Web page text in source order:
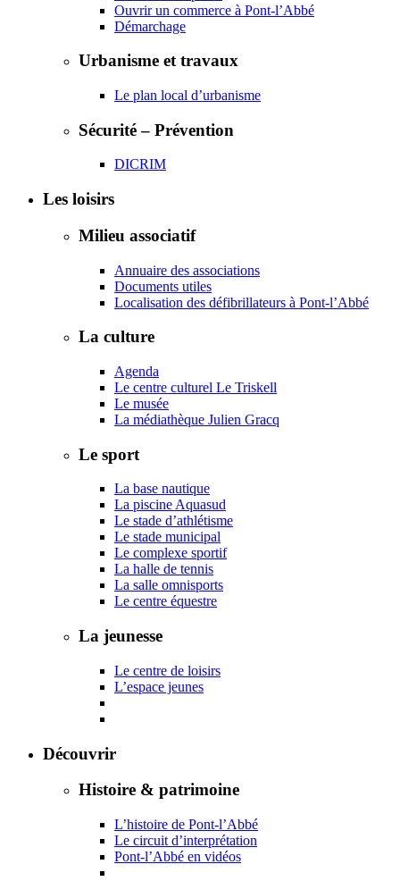
Ouvrir un commerce à Pont-l’Abbé
Démarchage
Urbanisme et travaux
Le plan local d’urbanisme
Sécurité – Prévention
DICRIM
Les loisirs
Milieu associatif
Annuaire des associations
Documents utiles
Localisation des défibrillateurs à Pont-l’Abbé
La culture
Agenda
Le centre culturel Le Triskell
Le musée
La médiathèque Julien Gracq
Le sport
La base nautique
La piscine Aquasud
Le stade d’athlétisme
Le stade municipal
Le complexe sportif
La halle de tennis
La salle omnisports
Le centre équestre
La jeunesse
Le centre de loisirs
L’espace jeunes
Découvrir
Histoire & patrimoine
L’histoire de Pont-l’Abbé
Le circuit d’interprétation
Pont-l’Abbé en vidéos